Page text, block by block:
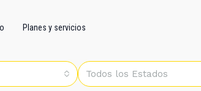
Planes y servicios
Todos los Estados